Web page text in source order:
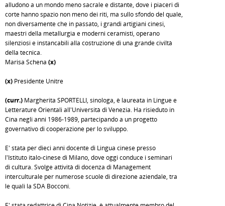
alludono a un mondo meno sacrale e distante, dove i piaceri di
corte hanno spazio non meno dei riti, ma sullo sfondo del quale,
non diversamente che in passato, i grandi artigiani cinesi,
maestri della metallurgia e moderni ceramisti, operano
silenziosi e instancabili alla costruzione di una grande civiltà
della tecnica.
Marisa Schena (x)
(x) Presidente Unitre
(curr.) Margherita SPORTELLI, sinologa, è laureata in Lingue e
Letterature Orientali all'Università di Venezia. Ha risieduto in
Cina negli anni 1986-1989, partecipando a un progetto
governativo di cooperazione per lo sviluppo.
E' stata per dieci anni docente di Lingua cinese presso
l'Istituto italo-cinese di Milano, dove oggi conduce i seminari
di cultura. Svolge attività di docenza di Management
interculturale per numerose scuole di direzione aziendale, tra
le quali la SDA Bocconi.